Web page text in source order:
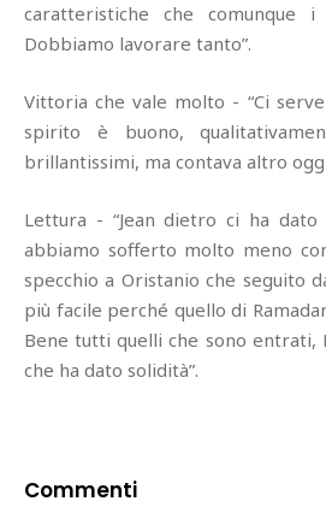
caratteristiche che comunque
Dobbiamo lavorare tanto”.
Vittoria che vale molto - “Ci
spirito è buono,
brillantissimi, ma contava altro
Lettura - “Jean dietro ci ha
abbiamo sofferto molto meno
specchio a Oristanio che seguito
più facile perché quello di
Bene tutti quelli che sono entrati,
che ha dato solidità”.
Commenti